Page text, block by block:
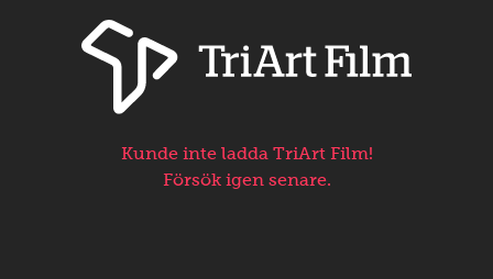
Kunde inte ladda TriArt Film!
Försök igen senare.